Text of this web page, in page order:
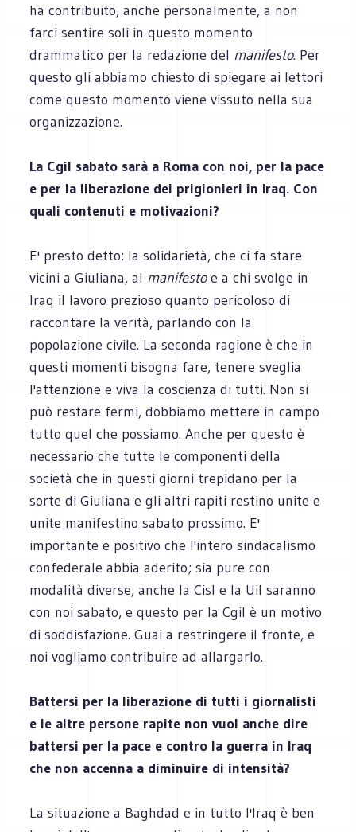
ha contribuito, anche personalmente, a non
farci sentire soli in questo momento
drammatico per la redazione del manifesto. Per
questo gli abbiamo chiesto di spiegare ai lettori
come questo momento viene vissuto nella sua
organizzazione.
La Cgil sabato sarà a Roma con noi, per la pace
e per la liberazione dei prigionieri in Iraq. Con
quali contenuti e motivazioni?
E' presto detto: la solidarietà, che ci fa stare
vicini a Giuliana, al manifestoe a chi svolge in
Iraq il lavoro prezioso quanto pericoloso di
raccontare la verità, parlando con la
popolazione civile. La seconda ragione è che in
questi momenti bisogna fare, tenere sveglia
l'attenzione e viva la coscienza di tutti. Non si
può restare fermi, dobbiamo mettere in campo
tutto quel che possiamo. Anche per questo è
necessario che tutte le componenti della
società che in questi giorni trepidano per la
sorte di Giuliana e gli altri rapiti restino unite e
unite manifestino sabato prossimo. E'
importante e positivo che l'intero sindacalismo
confederale abbia aderito; sia pure con
modalità diverse, anche la Cisl e la Uil saranno
con noi sabato, e questo per la Cgil è un motivo
di soddisfazione. Guai a restringere il fronte, e
noi vogliamo contribuire ad allargarlo.
Battersi per la liberazione di tutti i giornalisti
e le altre persone rapite non vuol anche dire
battersi per la pace e contro la guerra in Iraq
che non accenna a diminuire di intensità?
La situazione a Baghdad e in tutto l'Iraq è ben